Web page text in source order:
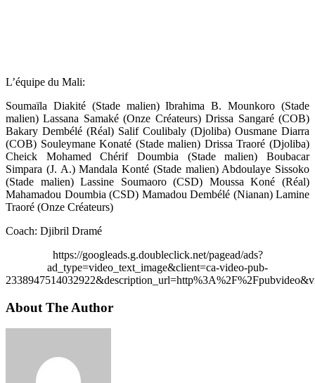
L’équipe du Mali:
Soumaïla Diakité (Stade malien) Ibrahima B. Mounkoro (Stade
malien) Lassana Samaké (Onze Créateurs) Drissa Sangaré (COB)
Bakary Dembélé (Réal) Salif Coulibaly (Djoliba) Ousmane Diarra
(COB) Souleymane Konaté (Stade malien) Drissa Traoré (Djoliba)
Cheick Mohamed Chérif Doumbia (Stade malien) Boubacar
Simpara (J. A.) Mandala Konté (Stade malien) Abdoulaye Sissoko
(Stade malien) Lassine Soumaoro (CSD) Moussa Koné (Réal)
Mahamadou Doumbia (CSD) Mamadou Dembélé (Nianan) Lamine
Traoré (Onze Créateurs)
Coach: Djibril Dramé
https://googleads.g.doubleclick.net/pagead/ads?
ad_type=video_text_image&client=ca-video-pub-
About The Author